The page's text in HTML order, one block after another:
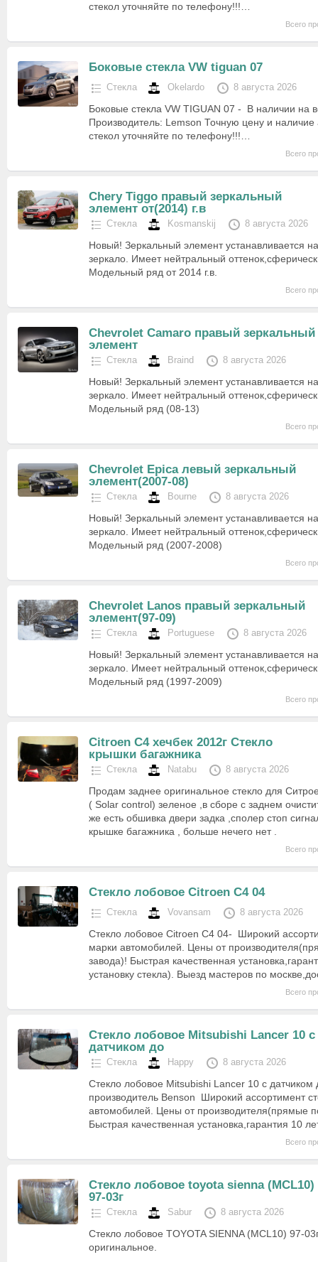
стекол уточняйте по телефону!!!…
Всего
Боковые стекла VW tiguan 07
Стекла Okelardo 8 августа 2026
Боковые стекла VW TIGUAN 07 - В наличии на
Производитель: Lemson Точную цену и
стекол уточняйте по телефону!!!…
Всего
Chery Tiggo правый зеркальный
элемент от(2014) г.в
Стекла Kosmanskij 8 августа 2026
Новый! Зеркальный элемент устанавливается
зеркало. Имеет нейтральный
Модельный ряд от 2014 г.в.
Всего
Chevrolet Camaro правый зеркальный
элемент
Стекла Braind 8 августа 2026
Новый! Зеркальный элемент устанавливается
зеркало. Имеет нейтральный
Модельный ряд (08-13)
Всего
Chevrolet Epica левый зеркальный
элемент(2007-08)
Стекла Bourne 8 августа 2026
Новый! Зеркальный элемент устанавливается
зеркало. Имеет нейтральный
Модельный ряд (2007-2008)
Всего
Chevrolet Lanos правый зеркальный
элемент(97-09)
Стекла Portuguese 8 августа 2026
Новый! Зеркальный элемент устанавливается
зеркало. Имеет нейтральный
Модельный ряд (1997-2009)
Всего
Citroen C4 хечбек 2012г Стекло
крышки багажника
Стекла Natabu 8 августа 2026
Продам заднее оригинальное стекло для
( Solar control) зеленое ,в сборе с заднем
же есть обшивка двери задка ,сполер стоп
крышке багажника , больше нечего нет .
Всего
Cтекло лобовое Citroen C4 04
Стекла Vovansam 8 августа 2026
Cтекло лобовое Citroen C4 04- Широкий
марки автомобилей. Цены от
завода)! Быстрая качественная
установку стекла). Выезд мастеров по
Всего
Cтекло лобовое Mitsubishi Lancer 10 с
датчиком до
Стекла Happy 8 августа 2026
Стекло лобовое Mitsubishi Lancer 10 с датчиком
производитель Benson Широкий ассортимент
автомобилей. Цены от производителя(прямые
Быстрая качественная установка,гарантия 10
Всего
Cтекло лобовое toyota sienna (MCL10)
97-03г
Стекла Sabur 8 августа 2026
Cтекло лобовое TOYOTA SIENNA (MCL10) 97-
оригинальное.